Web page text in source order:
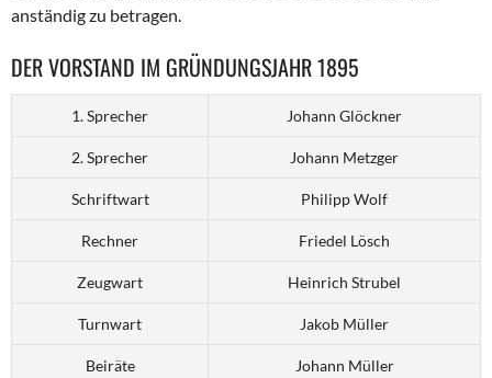
anständig zu betragen.
DER VORSTAND IM GRÜNDUNGSJAHR 1895
1. Sprecher Johann Glöckner
2. Sprecher Johann Metzger
Schriftwart Philipp Wolf
Rechner Friedel Lösch
Zeugwart Heinrich Strubel
Turnwart Jakob Müller
Beiräte Johann Müller